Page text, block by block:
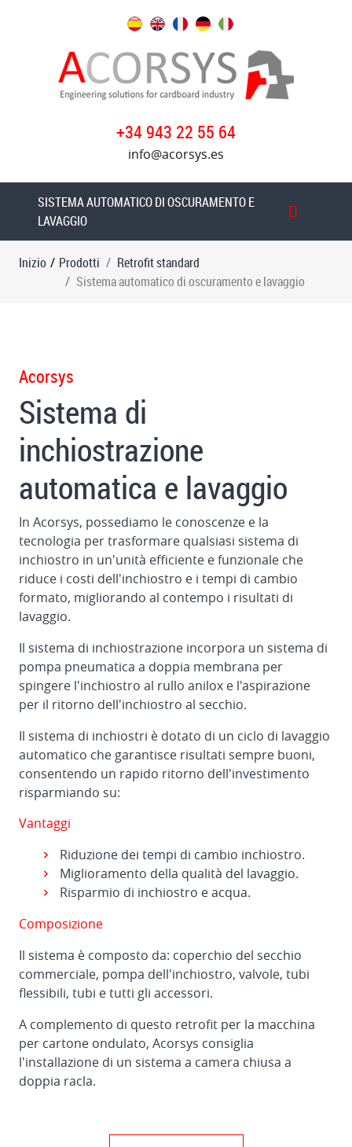
+34 943 22 55 64
info@acorsys.es
SISTEMA AUTOMATICO DI OSCURAMENTO E
LAVAGGIO
Retrofit
standard
della
ruota
di
frizione
a
vuoto
stampanti
Sistema
di
e
Camera
chiusa
a
doppio
raschiatore
Controllo
del
registro
per
scanalatrici
e
fustellatrici
transfer
Inizio / Prodotti
Retrofit standard
Sistema automatico di oscuramento e lavaggio
Acorsys
Sistema di
inchiostrazione
automatica e lavaggio
In Acorsys, possediamo le conoscenze e la
tecnologia per trasformare qualsiasi sistema di
inchiostro in un'unità efficiente e funzionale che
riduce i costi dell'inchiostro e i tempi di cambio
formato, migliorando al contempo i risultati di
lavaggio.
Il sistema di inchiostrazione incorpora un sistema di
pompa pneumatica a doppia membrana per
spingere l'inchiostro al rullo anilox e l'aspirazione
per il ritorno dell'inchiostro al secchio.
Il sistema di inchiostri è dotato di un ciclo di lavaggio
automatico che garantisce risultati sempre buoni,
consentendo un rapido ritorno dell'investimento
risparmiando su:
Vantaggi
Riduzione dei tempi di cambio inchiostro.
Miglioramento della qualità del lavaggio.
Risparmio di inchiostro e acqua.
Composizione
Il sistema è composto da: coperchio del secchio
commerciale, pompa dell'inchiostro, valvole, tubi
flessibili, tubi e tutti gli accessori.
A complemento di questo retrofit per la macchina
per cartone ondulato, Acorsys consiglia
l'installazione di un sistema a camera chiusa a
doppia racla.